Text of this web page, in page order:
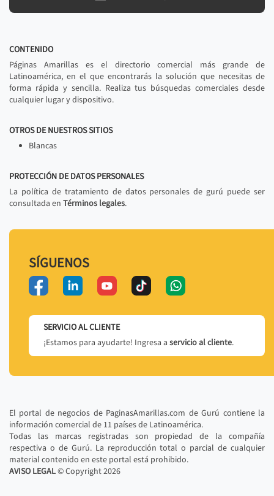
CONTENIDO
Páginas Amarillas es el directorio comercial más grande de
Latinoamérica, en el que encontrarás la solución que necesitas de
forma rápida y sencilla. Realiza tus búsquedas comerciales desde
cualquier lugar y dispositivo.
OTROS DE NUESTROS SITIOS
Blancas
PROTECCIÓN DE DATOS PERSONALES
La política de tratamiento de datos personales de gurú puede ser
consultada en Términos legales.
SÍGUENOS
SERVICIO AL CLIENTE
¡Estamos para ayudarte! Ingresa a servicio al cliente.
El portal de negocios de PaginasAmarillas.com de Gurú contiene la
información comercial de 11 países de Latinoamérica.
Todas las marcas registradas son propiedad de la compañía
respectiva o de Gurú. La reproducción total o parcial de cualquier
material contenido en este portal está prohibido.
AVISO LEGAL© Copyright2026